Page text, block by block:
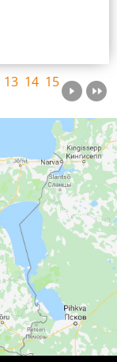
13 14 15